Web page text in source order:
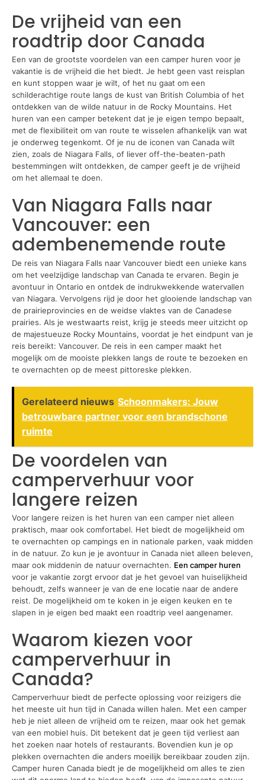
De vrijheid van een
roadtrip door Canada
Een van de grootste voordelen van een camper huren voor je
vakantie is de vrijheid die het biedt. Je hebt geen vast reisplan
en kunt stoppen waar je wilt, of het nu gaat om een
schilderachtige route langs de kust van British Columbia of het
ontdekken van de wilde natuur in de Rocky Mountains. Het
huren van een camper betekent dat je je eigen tempo bepaalt,
met de flexibiliteit om van route te wisselen afhankelijk van wat
je onderweg tegenkomt. Of je nu de iconen van Canada wilt
zien, zoals de Niagara Falls, of liever off-the-beaten-path
bestemmingen wilt ontdekken, de camper geeft je de vrijheid
om het allemaal te doen.
Van Niagara Falls naar
Vancouver: een
adembenemende route
De reis van Niagara Falls naar Vancouver biedt een unieke kans
om het veelzijdige landschap van Canada te ervaren. Begin je
avontuur in Ontario en ontdek de indrukwekkende watervallen
van Niagara. Vervolgens rijd je door het glooiende landschap van
de prairieprovincies en de weidse vlaktes van de Canadese
prairies. Als je westwaarts reist, krijg je steeds meer uitzicht op
de majestueuze Rocky Mountains, voordat je het eindpunt van je
reis bereikt: Vancouver. De reis in een camper maakt het
mogelijk om de mooiste plekken langs de route te bezoeken en
te overnachten op de meest pittoreske plekken.
Gerelateerd nieuws Schoonmakers: Jouw
betrouwbare partner voor een brandschone
ruimte
De voordelen van
camperverhuur voor
langere reizen
Voor langere reizen is het huren van een camper niet alleen
praktisch, maar ook comfortabel. Het biedt de mogelijkheid om
te overnachten op campings en in nationale parken, vaak midden
in de natuur. Zo kun je je avontuur in Canada niet alleen beleven,
maar ook middenin de natuur overnachten. Een camper huren
voor je vakantie zorgt ervoor dat je het gevoel van huiselijkheid
behoudt, zelfs wanneer je van de ene locatie naar de andere
reist. De mogelijkheid om te koken in je eigen keuken en te
slapen in je eigen bed maakt een roadtrip veel aangenamer.
Waarom kiezen voor
camperverhuur in
Canada?
Camperverhuur biedt de perfecte oplossing voor reizigers die
het meeste uit hun tijd in Canada willen halen. Met een camper
heb je niet alleen de vrijheid om te reizen, maar ook het gemak
van een mobiel huis. Dit betekent dat je geen tijd verliest aan
het zoeken naar hotels of restaurants. Bovendien kun je op
plekken overnachten die anders moeilijk bereikbaar zouden zijn.
Camper huren Canada biedt je de mogelijkheid om alles te zien